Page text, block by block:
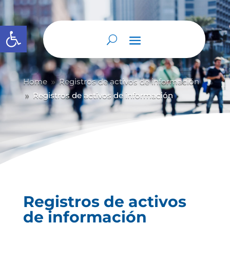
Abrir barra de herramientas
Home 9 Registros de activos de información
9 Registros de activos de información
Registros de activos
de información